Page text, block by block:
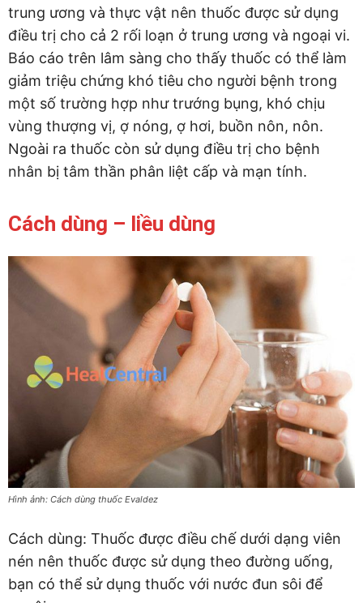
trung ương và thực vật nên thuốc được sử dụng
điều trị cho cả 2 rối loạn ở trung ương và ngoại vi.
Báo cáo trên lâm sàng cho thấy thuốc có thể làm
giảm triệu chứng khó tiêu cho người bệnh trong
một số trường hợp như trướng bụng, khó chịu
vùng thượng vị, ợ nóng, ợ hơi, buồn nôn, nôn.
Ngoài ra thuốc còn sử dụng điều trị cho bệnh
nhân bị tâm thần phân liệt cấp và mạn tính.
Cách dùng – liều dùng
Hình ảnh: Cách dùng thuốc Evaldez
Cách dùng: Thuốc được điều chế dưới dạng viên
nén nên thuốc được sử dụng theo đường uống,
bạn có thể sử dụng thuốc với nước đun sôi để